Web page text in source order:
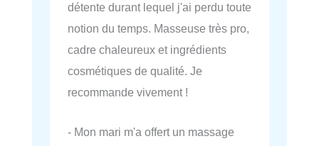
détente durant lequel j'ai perdu toute
notion du temps. Masseuse très pro,
cadre chaleureux et ingrédients
cosmétiques de qualité. Je
recommande vivement !
- Mon mari m'a offert un massage